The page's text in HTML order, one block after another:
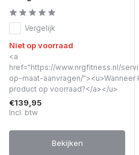
Vergelijk
Niet op voorraad
<a
href="https://www.nrgfitness.nl/
op-maat-aanvragen/"><u>Wanneer
product op voorraad?</a></u>
€139,95
Incl. btw
Bekijken